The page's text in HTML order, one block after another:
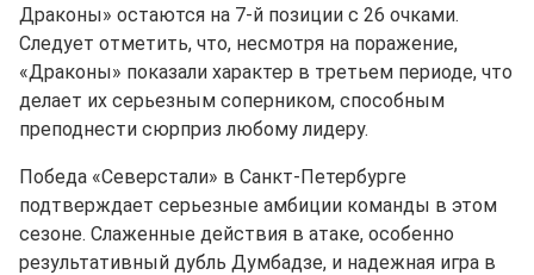
Драконы» остаются на 7-й позиции с 26 очками.
Следует отметить, что, несмотря на поражение,
«Драконы» показали характер в третьем периоде, что
делает их серьезным соперником, способным
преподнести сюрприз любому лидеру.
Победа «Северстали» в Санкт-Петербурге
подтверждает серьезные амбиции команды в этом
сезоне. Слаженные действия в атаке, особенно
результативный дубль Думбадзе, и надежная игра в